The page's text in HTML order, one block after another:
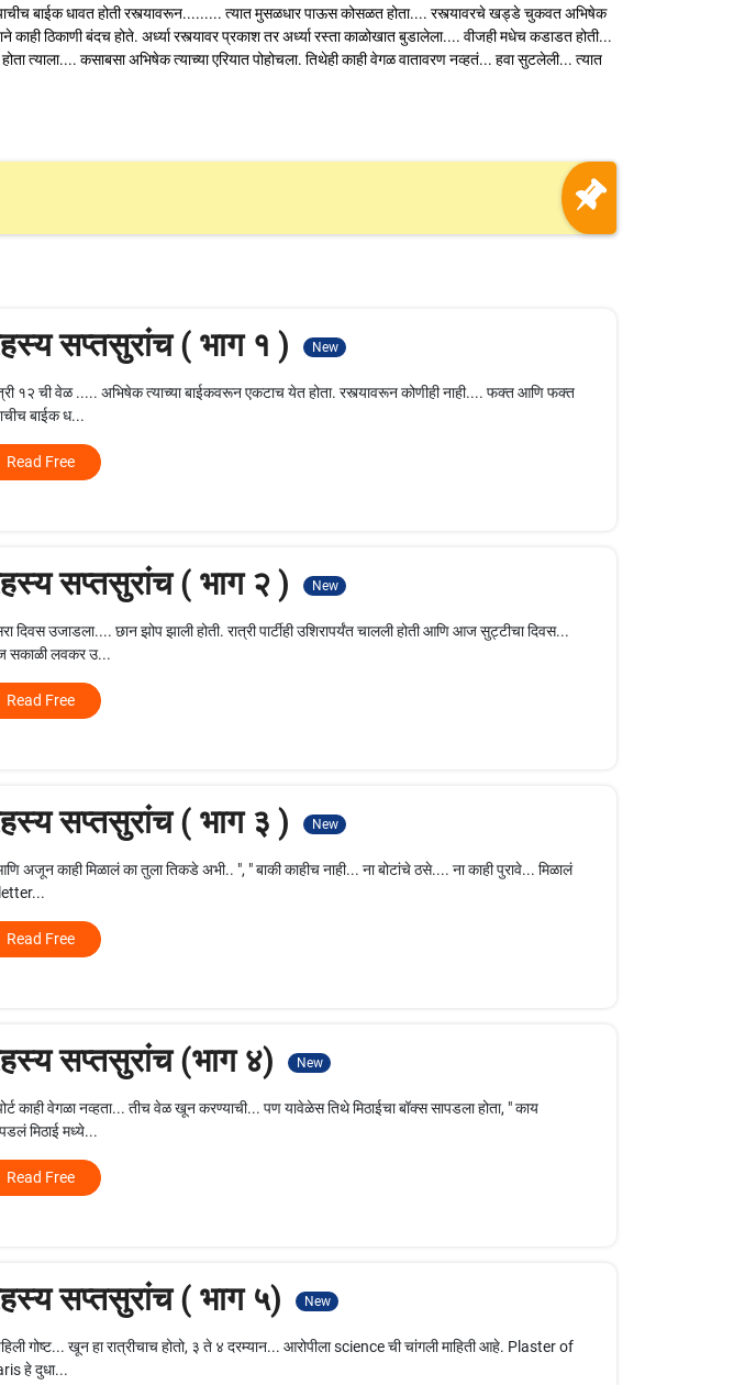
बाईक धावत होती रस्त्यावरून......... त्यात मुसळधार पाऊस कोसळत होता.... रस्त्यावरचे खड्डे चुकवत अभिषेक
ठिकाणी बंदच होते. अर्ध्या रस्त्यावर प्रकाश तर अर्ध्या रस्ता काळोखात बुडालेला.... वीजही मधेच कडाडत होती...
त्याला.... कसाबसा अभिषेक त्याच्या एरियात पोहोचला. तिथेही काही वेगळ वातावरण नव्हतं... हवा सुटलेली... त्यात
सप्तसुरांच ( भाग १ ) New
१२ ची वेळ ..... अभिषेक त्याच्या बाईकवरून एकटाच येत होता. रस्त्यावरून कोणीही नाही.... फक्त आणि फक्त
बाईक ध...
Read Free
सप्तसुरांच ( भाग २ ) New
दिवस उजाडला.... छान झोप झाली होती. रात्री पार्टीही उशिरापर्यंत चालली होती आणि आज सुट्टीचा दिवस...
सकाळी लवकर उ...
Read Free
सप्तसुरांच ( भाग ३ ) New
अजून काही मिळालं का तुला तिकडे अभी.. ", " बाकी काहीच नाही... ना बोटांचे ठसे.... ना काही पुरावे... मिळालं
Read Free
सप्तसुरांच (भाग ४) New
काही वेगळा नव्हता... तीच वेळ खून करण्याची... पण यावेळेस तिथे मिठाईचा बॉक्स सापडला होता, " काय
मिठाई मध्ये...
Read Free
सप्तसुरांच ( भाग ५) New
गोष्ट... खून हा रात्रीचाच होतो, ३ ते ४ दरम्यान... आरोपीला science ची चांगली माहिती आहे. Plaster of
हे दुधा...